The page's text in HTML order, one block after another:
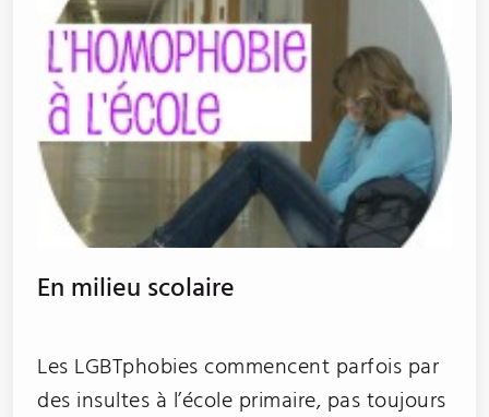
En milieu scolaire
Les LGBTphobies commencent parfois par
des insultes à l’école primaire, pas toujours